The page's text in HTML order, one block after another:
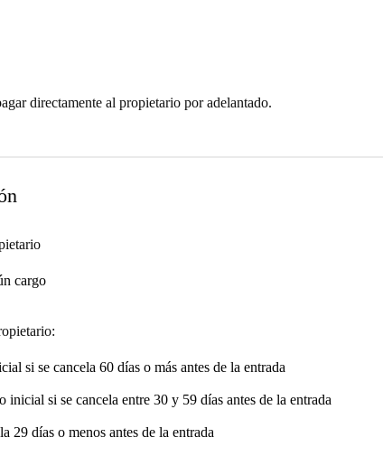
directamente al propietario por adelantado.
cargo
si se cancela 60 días o más antes de la entrada
inicial si se cancela entre 30 y 59 días antes de la entrada
29 días o menos antes de la entrada